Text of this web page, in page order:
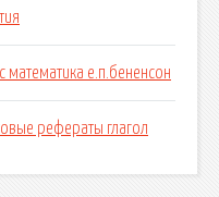
математика е.п.бененсон
рефераты глагол